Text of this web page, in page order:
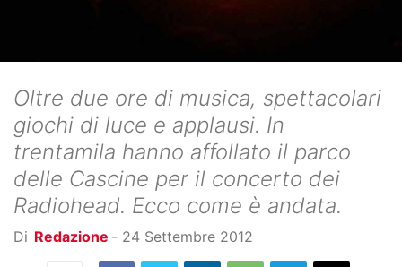
Oltre due ore di musica, spettacolari
giochi di luce e applausi. In
trentamila hanno affollato il parco
delle Cascine per il concerto dei
Radiohead. Ecco come è andata.
Di Redazione - 24 Settembre 2012